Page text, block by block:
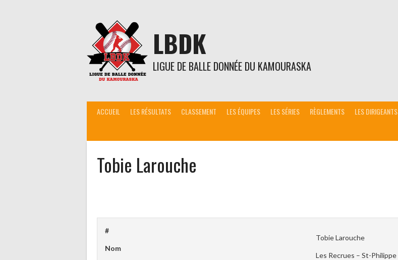
LBDK
LIGUE DE BALLE DONNÉE DU KAMOURASKA
ACCUEIL LES RÉSULTATS CLASSEMENT LES ÉQUIPES LES SÉRIES RÈGLEMENTS LES DIRIGEANTS
Tobie Larouche
#
Nom
Tobie Larouche
Les Recrues – St-Philippe